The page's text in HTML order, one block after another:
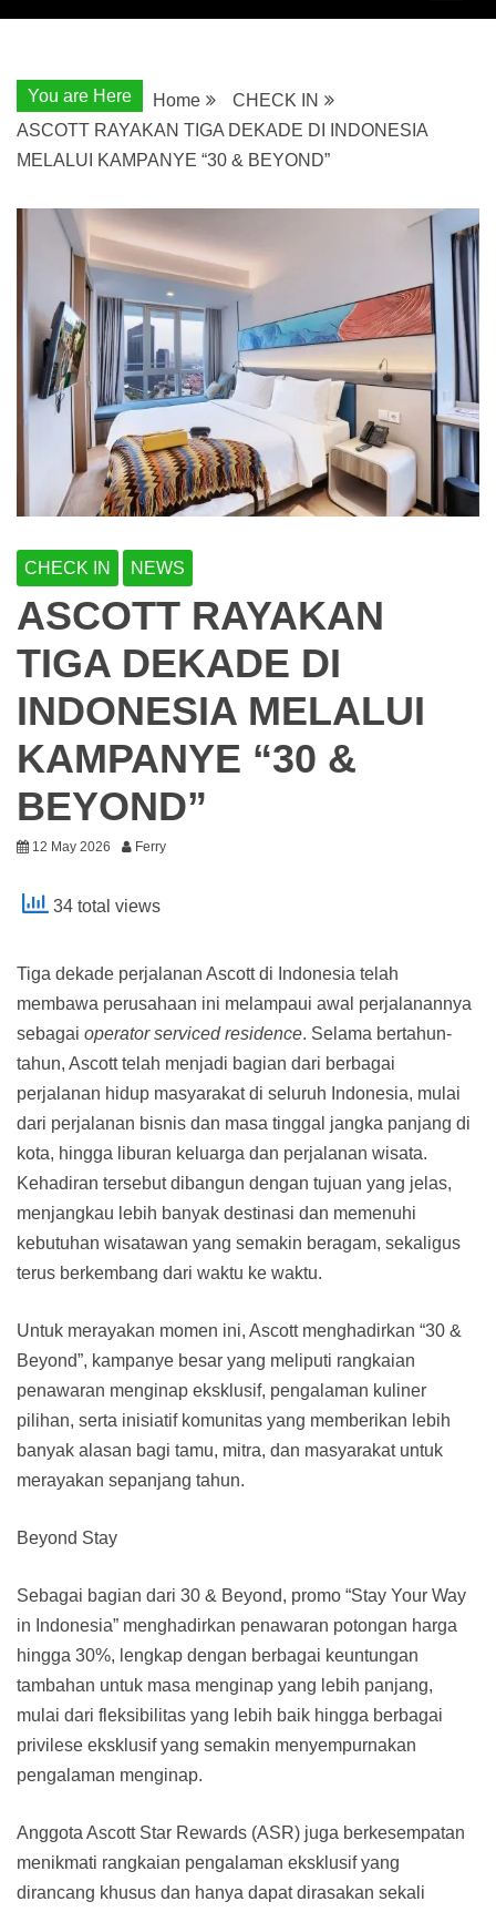
You are Here Home
CHECK IN
ASCOTT RAYAKAN TIGA DEKADE DI INDONESIA
MELALUI KAMPANYE “30 & BEYOND”
CHECK IN NEWS
ASCOTT RAYAKAN
TIGA DEKADE DI
INDONESIA MELALUI
KAMPANYE “30 &
BEYOND”
12 May 2026 Ferry
34 total views
Tiga dekade perjalanan Ascott di Indonesia telah
membawa perusahaan ini melampaui awal perjalanannya
sebagai operator serviced residence. Selama bertahun-
tahun, Ascott telah menjadi bagian dari berbagai
perjalanan hidup masyarakat di seluruh Indonesia, mulai
dari perjalanan bisnis dan masa tinggal jangka panjang di
kota, hingga liburan keluarga dan perjalanan wisata.
Kehadiran tersebut dibangun dengan tujuan yang jelas,
menjangkau lebih banyak destinasi dan memenuhi
kebutuhan wisatawan yang semakin beragam, sekaligus
terus berkembang dari waktu ke waktu.
Untuk merayakan momen ini, Ascott menghadirkan “30 &
Beyond”, kampanye besar yang meliputi rangkaian
penawaran menginap eksklusif, pengalaman kuliner
pilihan, serta inisiatif komunitas yang memberikan lebih
banyak alasan bagi tamu, mitra, dan masyarakat untuk
merayakan sepanjang tahun.
Beyond Stay
Sebagai bagian dari 30 & Beyond, promo “Stay Your Way
in Indonesia” menghadirkan penawaran potongan harga
hingga 30%, lengkap dengan berbagai keuntungan
tambahan untuk masa menginap yang lebih panjang,
mulai dari fleksibilitas yang lebih baik hingga berbagai
privilese eksklusif yang semakin menyempurnakan
pengalaman menginap.
Anggota Ascott Star Rewards (ASR) juga berkesempatan
menikmati rangkaian pengalaman eksklusif yang
dirancang khusus dan hanya dapat dirasakan sekali